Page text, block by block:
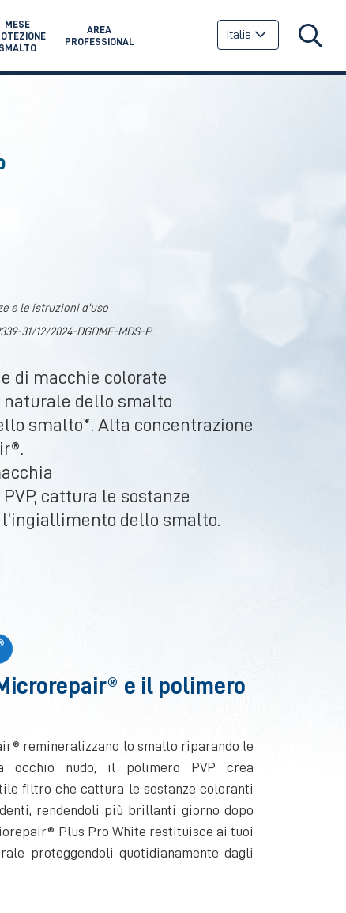
Italia
MESE
SMALTO
AREA
PROFESSIONAL
e le istruzioni d'uso
31/12/2024-DGDMF-MDS-P
di macchie colorate
dello smalto
smalto*. Alta concentrazione
cattura le sostanze
dello smalto.
e il polimero
remineralizzano lo smalto riparando le
occhio nudo, il polimero PVP crea
filtro che cattura le sostanze coloranti
rendendoli più brillanti giorno dopo
Plus Pro White restituisce ai tuoi
proteggendoli quotidianamente dagli